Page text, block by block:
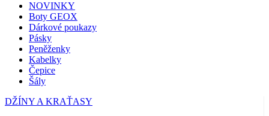
NOVINKY
Boty GEOX
Dárkové poukazy
Pásky
Peněženky
Kabelky
Čepice
Šály
DŽÍNY A KRAŤASY